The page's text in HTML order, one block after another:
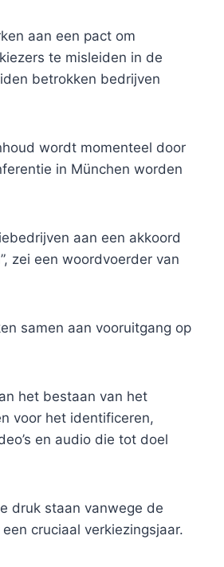
aan een pact om
te misleiden in de
betrokken bedrijven
wordt momenteel door
in München worden
aan een akkoord
zei een woordvoerder van
samen aan vooruitgang op
het bestaan ​​van het
voor het identificeren,
en audio die tot doel
druk staan ​​vanwege de
cruciaal verkiezingsjaar.